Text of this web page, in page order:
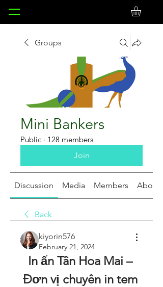
Groups
Mini Bankers
Public · 128 members
Join
Discussion Media Members About
Back
kiyorin576
February 21, 2024
In ấn Tân Hoa Mai –
Đơn vị chuyên in tem